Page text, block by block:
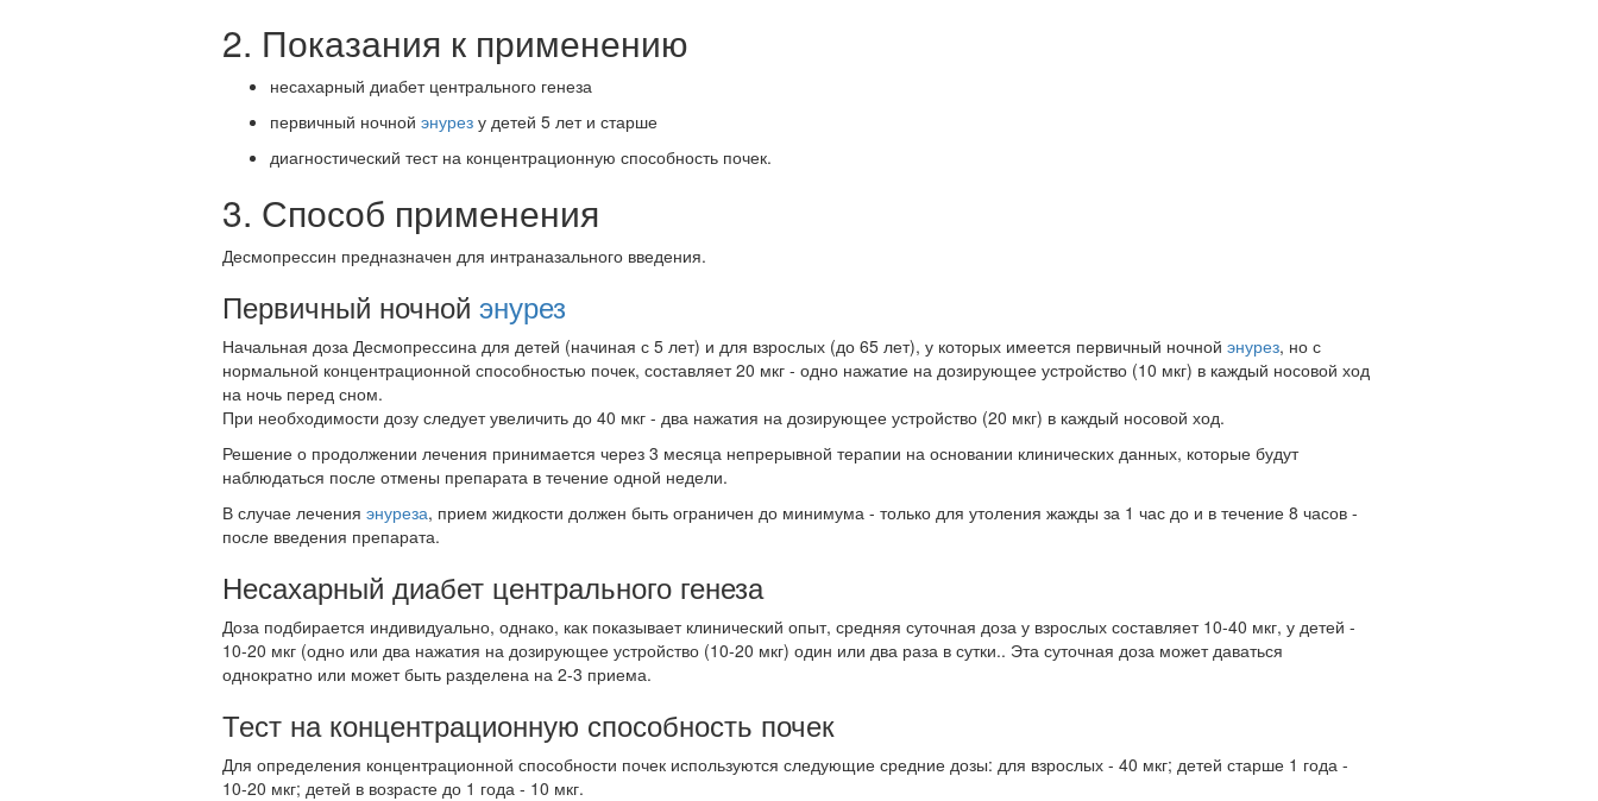
2. Показания к применению
несахарный диабет центрального генеза
первичный ночной энурез у детей 5 лет и старше
диагностический тест на концентрационную способность почек.
3. Способ применения
Десмопрессин предназначен для интраназального введения.
Первичный ночной энурез
Начальная доза Десмопрессина для детей (начиная с 5 лет) и для взрослых (до 65 лет), у которых имеется первичный ночной энурез, но с
нормальной концентрационной способностью почек, составляет 20 мкг - одно нажатие на дозирующее устройство (10 мкг) в каждый носовой ход
на ночь перед сном.
При необходимости дозу следует увеличить до 40 мкг - два нажатия на дозирующее устройство (20 мкг) в каждый носовой ход.
Решение о продолжении лечения принимается через 3 месяца непрерывной терапии на основании клинических данных, которые будут
наблюдаться после отмены препарата в течение одной недели.
В случае лечения энуреза, прием жидкости должен быть ограничен до минимума - только для утоления жажды за 1 час до и в течение 8 часов -
после введения препарата.
Несахарный диабет центрального генеза
Доза подбирается индивидуально, однако, как показывает клинический опыт, средняя суточная доза у взрослых составляет 10-40 мкг, у детей -
10-20 мкг (одно или два нажатия на дозирующее устройство (10-20 мкг) один или два раза в сутки.. Эта суточная доза может даваться
однократно или может быть разделена на 2-3 приема.
Тест на концентрационную способность почек
Для определения концентрационной способности почек используются следующие средние дозы: для взрослых - 40 мкг; детей старше 1 года -
10-20 мкг; детей в возрасте до 1 года - 10 мкг.